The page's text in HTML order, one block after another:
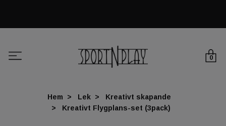
0
Hem Lek
Kreativt skapande
Kreativt Flygplans-set (3pack)